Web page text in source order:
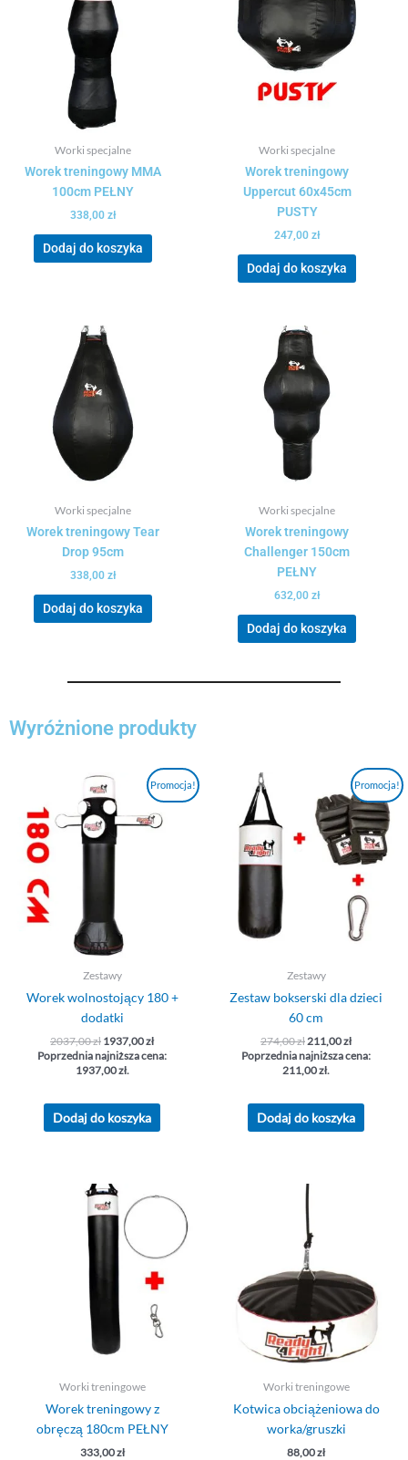
Worki specjalne
Worek treningowy MMA
100cm PEŁNY
338,00 zł
Dodaj do koszyka
Worki specjalne
Worek treningowy
Uppercut 60x45cm
PUSTY
247,00 zł
Dodaj do koszyka
Worki specjalne
Worek treningowy Tear
Drop 95cm
338,00 zł
Dodaj do koszyka
Worki specjalne
Worek treningowy
Challenger 150cm
PEŁNY
632,00 zł
Dodaj do koszyka
Wyróżnione produkty
Promocja!
Zestawy
Worek wolnostojący 180 +
dodatki
2037,00zł
Pierwotna
cena
wynosiła:
2037,00 zł.
1937,00zł
Aktualna
cena
1937,00 zł.
Poprzednia najniższa cena:
1937,00zł.
Dodaj do koszyka
Promocja!
Zestawy
Zestaw bokserski dla dzieci
60 cm
274,00zł
Pierwotna
cena
wynosiła:
274,00 zł.
211,00zł
Aktualna
cena
wynosi:
211,00 zł.
Poprzednia najniższa cena:
211,00zł.
Dodaj do koszyka
Worki treningowe
Worek treningowy z
obręczą 180cm PEŁNY
333,00zł
Worki treningowe
Kotwica obciążeniowa do
worka/gruszki
88,00zł